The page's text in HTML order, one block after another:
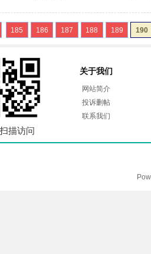
185 186 187 188 189 190
描访问
关于我们
网站简介
投诉删帖
联系我们